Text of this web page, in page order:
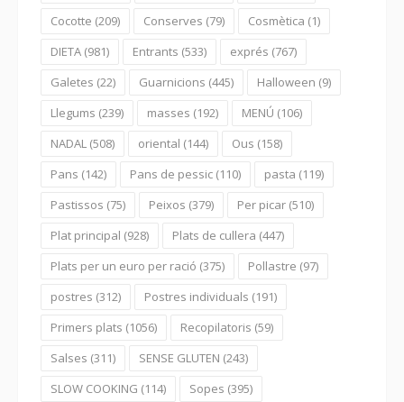
Cocotte (209) Conserves (79) Cosmètica (1)
DIETA (981) Entrants (533) exprés (767)
Galetes (22) Guarnicions (445) Halloween (9)
Llegums (239) masses (192) MENÚ (106)
NADAL (508) oriental (144) Ous (158)
Pans (142) Pans de pessic (110) pasta (119)
Pastissos (75) Peixos (379) Per picar (510)
Plat principal (928) Plats de cullera (447)
Plats per un euro per ració (375) Pollastre (97)
postres (312) Postres individuals (191)
Primers plats (1056) Recopilatoris (59)
Salses (311) SENSE GLUTEN (243)
SLOW COOKING (114) Sopes (395)